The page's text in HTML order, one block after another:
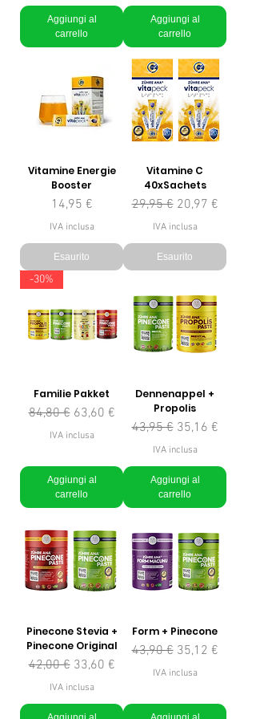
Aggiungi al
carrello
Aggiungi al
carrello
Vitamine Energie
Booster
Prezzo
14,95 €
IVA inclusa
Esaurito
Vitamine C
40xSachets
Prezzo regolare
29,95 € Prezzo scontato
20,97 €
IVA inclusa
Esaurito
-30%
Familie Pakket
Prezzo regolare
84,80 € Prezzo scontato
63,60 €
IVA inclusa
Aggiungi al
carrello
Dennenappel +
Propolis
Prezzo regolare
43,95 € Prezzo scontato
35,16 €
IVA inclusa
Aggiungi al
carrello
Pinecone Stevia +
Pinecone Original
Prezzo regolare
42,00 € Prezzo scontato
33,60 €
IVA inclusa
Form + Pinecone
Prezzo regolare
43,90 € Prezzo scontato
35,12 €
IVA inclusa